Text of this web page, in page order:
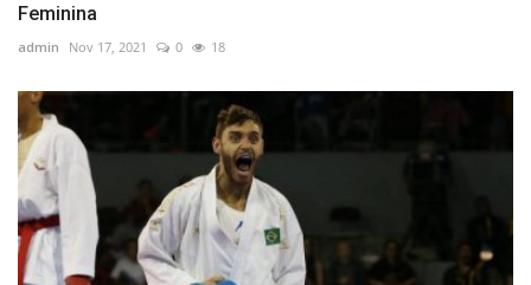
Feminina
admin Nov 17, 2021 0 18